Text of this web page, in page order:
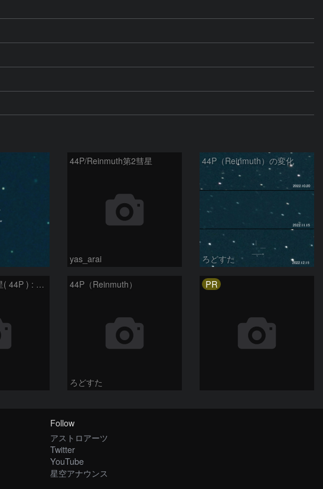
44P/Reinmuth第2彗星
yas_arai
44P（Reinmuth）の変化
ろどすた
ラインムート彗星( 44P ) : 2022/10/30 44P（Reinmuth）
ろどすた
PR
Follow
アストロアーツ
Twitter
YouTube
星空アナウンス